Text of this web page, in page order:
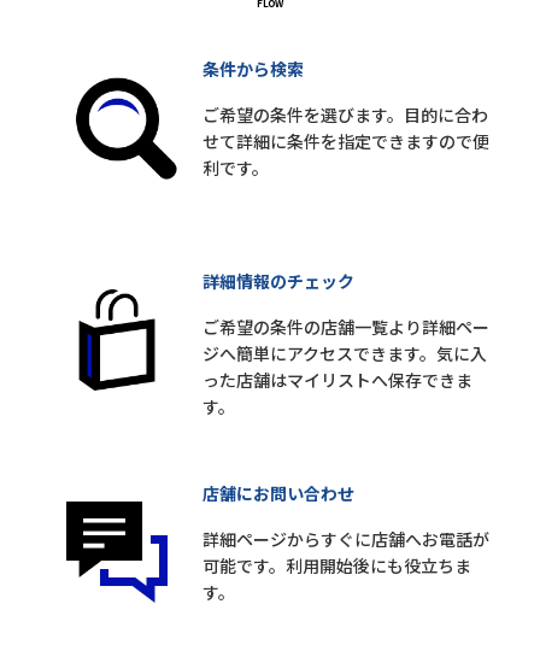
条件から検索
ご希望の条件を選びます。目的に合わ
せて詳細に条件を指定できますので便
利です。
詳細情報のチェック
ご希望の条件の店舗一覧より詳細ペー
ジへ簡単にアクセスできます。気に入
った店舗はマイリストへ保存できま
す。
店舗にお問い合わせ
詳細ページからすぐに店舗へお電話が
可能です。利用開始後にも役立ちま
す。